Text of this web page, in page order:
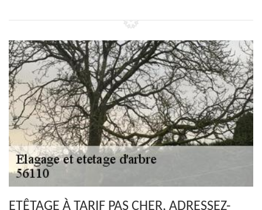
ETÊTAGE À TARIF PAS CHER, ADRESSEZ-